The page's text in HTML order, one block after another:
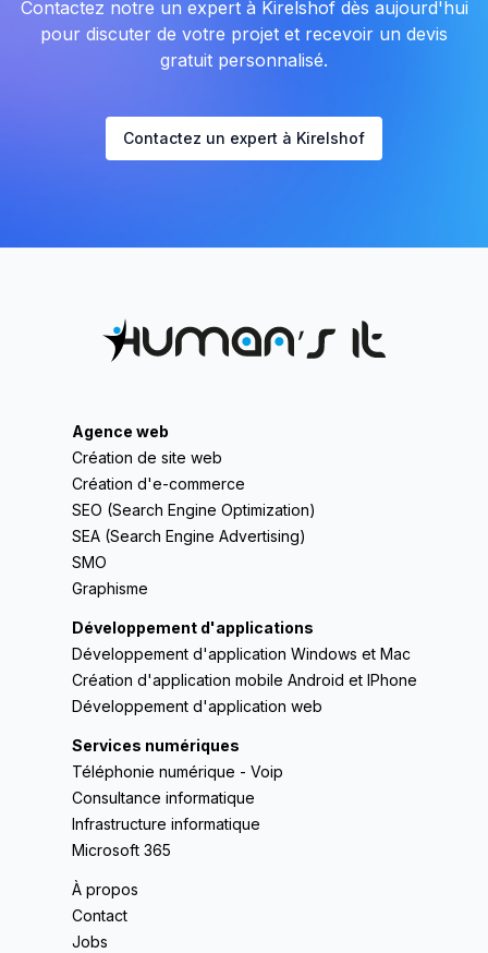
Contactez notre un expert à Kirelshof dès aujourd'hui
pour discuter de votre projet et recevoir un devis
gratuit personnalisé.
Contactez un expert à Kirelshof
Agence web
Création de site web
Création d'e-commerce
SEO (Search Engine Optimization)
SEA (Search Engine Advertising)
SMO
Graphisme
Développement d'applications
Développement d'application Windows et Mac
Création d'application mobile Android et IPhone
Développement d'application web
Services numériques
Téléphonie numérique - Voip
Consultance informatique
Infrastructure informatique
Microsoft 365
À propos
Contact
Jobs